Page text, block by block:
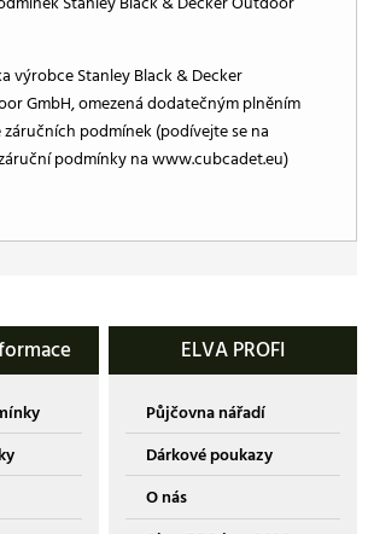
výrobce Stanley Black & Decker
GmbH, omezená dodatečným plněním
podmínek (podívejte se na
podmínky na www.cubcadet.eu)
ELVA PROFI
Půjčovna nářadí
Dárkové poukazy
O nás